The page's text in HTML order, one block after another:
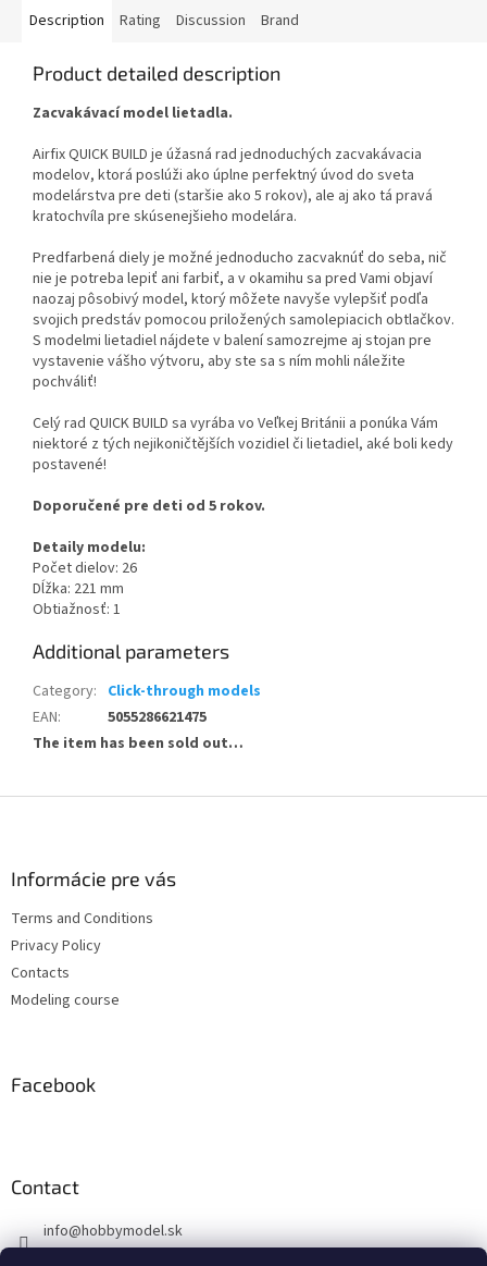
Description Rating Discussion Brand
Product detailed description
Zacvakávací model lietadla.
Airfix QUICK BUILD je úžasná rad jednoduchých zacvakávacia
modelov, ktorá poslúži ako úplne perfektný úvod do sveta
modelárstva pre deti (staršie ako 5 rokov), ale aj ako tá pravá
kratochvíla pre skúsenejšieho modelára.
Predfarbená diely je možné jednoducho zacvaknúť do seba, nič
nie je potreba lepiť ani farbiť, a v okamihu sa pred Vami objaví
naozaj pôsobivý model, ktorý môžete navyše vylepšiť podľa
svojich predstáv pomocou priložených samolepiacich obtlačkov.
S modelmi lietadiel nájdete v balení samozrejme aj stojan pre
vystavenie vášho výtvoru, aby ste sa s ním mohli náležite
pochváliť!
Celý rad QUICK BUILD sa vyrába vo Veľkej Británii a ponúka Vám
niektoré z tých nejikoničtějších vozidiel či lietadiel, aké boli kedy
postavené!
Doporučené pre deti od 5 rokov.
Detaily modelu:
Počet dielov: 26
Dĺžka: 221 mm
Obtiažnosť: 1
Additional parameters
Category: Click-through models
EAN:
5055286621475
The item has been sold out…
Informácie pre vás
Terms and Conditions
Privacy Policy
Contacts
Modeling course
Facebook
Contact
info@hobbymodel.sk